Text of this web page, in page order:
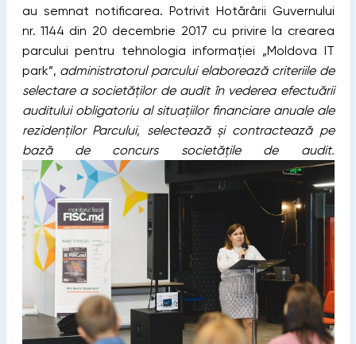
au semnat notificarea. Potrivit Hotărârii Guvernului
nr. 1144 din 20 decembrie 2017 cu privire la crearea
parcului pentru tehnologia informației „Moldova IT
park”, administratorul parcului elaborează criteriile de
selectare a societăţilor de audit în vederea efectuării
auditului obligatoriu al situaţiilor financiare anuale ale
rezidenţilor Parcului, selectează şi contractează pe
bază de concurs societăţile de audit.